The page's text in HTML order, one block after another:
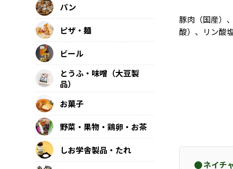
豚肉（国産）
酸）、リン酸
パン
ピザ・麺
ビール
とうふ・味噌（大豆製
品）
お菓子
野菜・果物・鶏卵・お茶
しお学舎製品・たれ
ネイチ